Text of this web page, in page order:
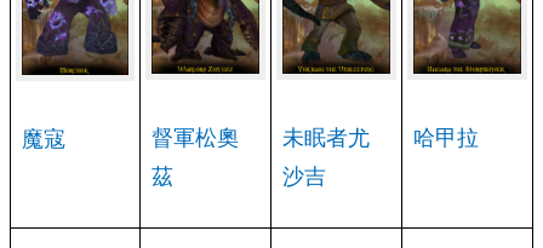
魔寇
督軍松奧
茲
未眠者尤
沙吉
哈甲拉